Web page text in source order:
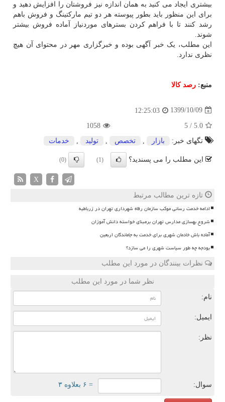
بیشتری ایجاد می کنید به همان اندازه نیز فروشتان را افزایش دهید و
برای این منظور باید بطور پیوسته هر دو تیم مارکتینگ و فروش باهم
رشد کنند تا با فراهم کردن بسترهای موردنیاز آماده فروش بیشتر
شوند.
این مطلب، یک خبر آگهی بوده و خبرگزاری مهر در محتوای آن هیچ
نظری ندارد.
منبع: رصد كالا
1399/10/09
12:25:03
5.0
/
5
1058
تگهای خبر:
بازار تخصص تولید خدمات
این مطلب را می پسندید؟ (1)
(0)
X
تازه ترین مطالب مرتبط
ادامه خدمت رسانی موکب سازمان رفاه شهرداری تهران در زرباطیه
شروع بهسازی مدارس تهران برمبنای خواسته دانش آموزان
آماده باش خادمان شهری برای خدمت به جاماندگان اربعین
بودجه چه طور سیاست شهری را می سازد؟
نظرات بینندگان در مورد این مطلب
نظر شما در مورد این مطلب
نام:
ایمیل:
نظر:
سوال: = ۶ بعلاوه ۳